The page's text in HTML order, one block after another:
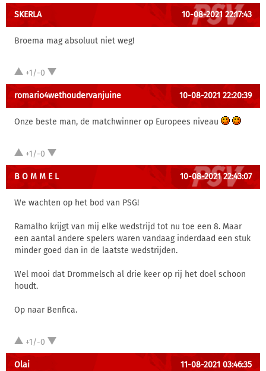
SKERLA 10-08-2021 22:17:43
Broema mag absoluut niet weg!
+1/-0
romario4wethoudervanjuine 10-08-2021 22:20:39
Onze beste man, de matchwinner op Europees niveau
+1/-0
B O M M E L 10-08-2021 22:43:07
We wachten op het bod van PSG!
Ramalho krijgt van mij elke wedstrijd tot nu toe een 8. Maar
een aantal andere spelers waren vandaag inderdaad een stuk
minder goed dan in de laatste wedstrijden.
Wel mooi dat Drommelsch al drie keer op rij het doel schoon
houdt.
Op naar Benfica.
+1/-0
Olai 11-08-2021 03:46:35